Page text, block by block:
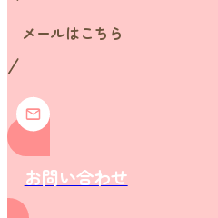
メールはこちら
お問い合わせ